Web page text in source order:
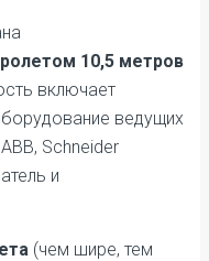
10,5 метров
включает
ведущих
Schneider
и
(чем шире, тем